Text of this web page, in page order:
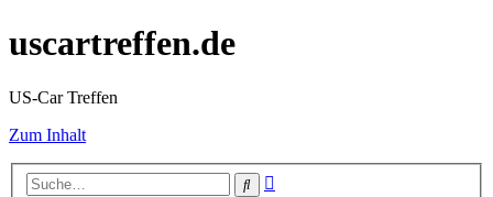
uscartreffen.de
US-Car Treffen
Zum Inhalt
Suche